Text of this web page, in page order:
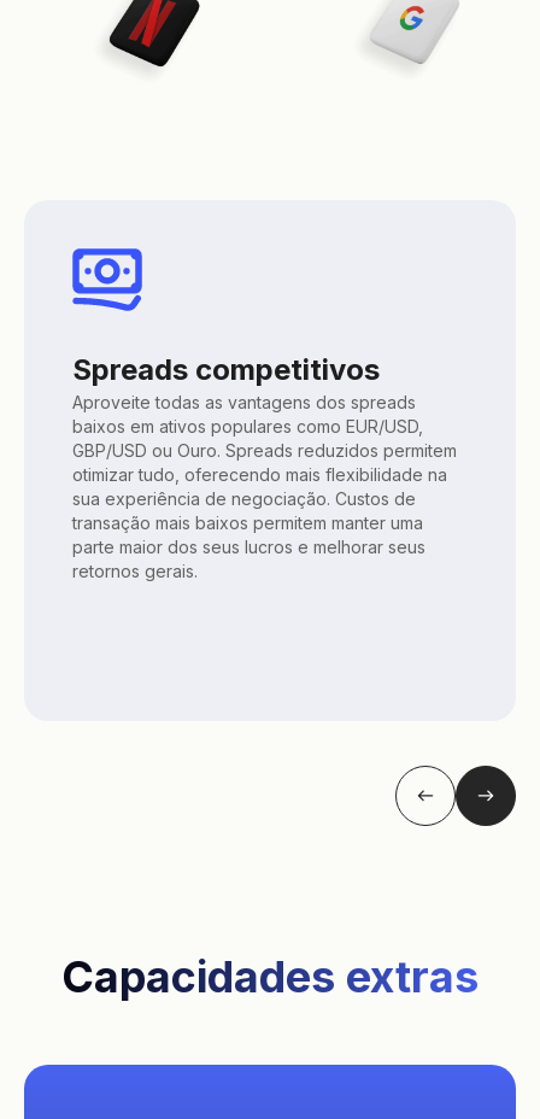
Spreads competitivos
Aproveite todas as vantagens dos spreads
baixos em ativos populares como EUR/USD,
GBP/USD ou Ouro. Spreads reduzidos permitem
otimizar tudo, oferecendo mais flexibilidade na
sua experiência de negociação. Custos de
transação mais baixos permitem manter uma
parte maior dos seus lucros e melhorar seus
retornos gerais.
Capacidades extras